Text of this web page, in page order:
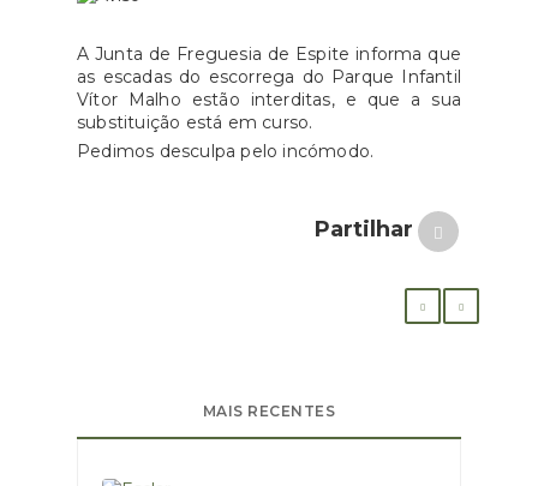
A Junta de Freguesia de Espite informa que
as escadas do escorrega do Parque Infantil
Vítor Malho estão interditas, e que a sua
substituição está em curso.
Pedimos desculpa pelo incómodo.
Partilhar
MAIS RECENTES